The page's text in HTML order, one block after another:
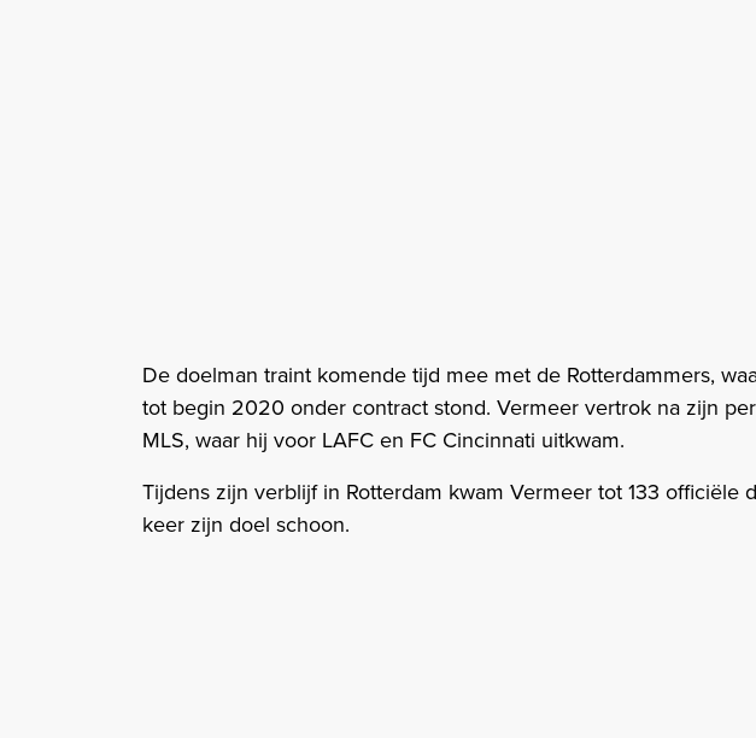
De doelman traint komende tijd mee met de Rotterdammers,
tot begin 2020 onder contract stond. Vermeer vertrok na zijn
MLS, waar hij voor LAFC en FC Cincinnati uitkwam.
Tijdens zijn verblijf in Rotterdam kwam Vermeer tot 133 officiële
keer zijn doel schoon.